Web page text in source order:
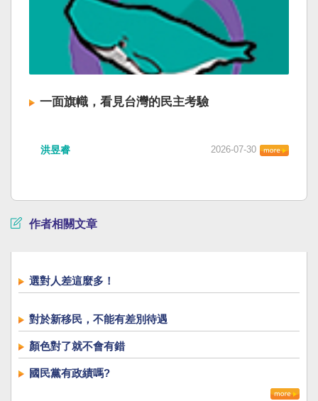
一面旗幟，看見台灣的民主考驗
洪昱睿 2026-07-30
作者相關文章
選對人差這麼多！
對於新移民，不能有差別待遇
顏色對了就不會有錯
國民黨有政績嗎?